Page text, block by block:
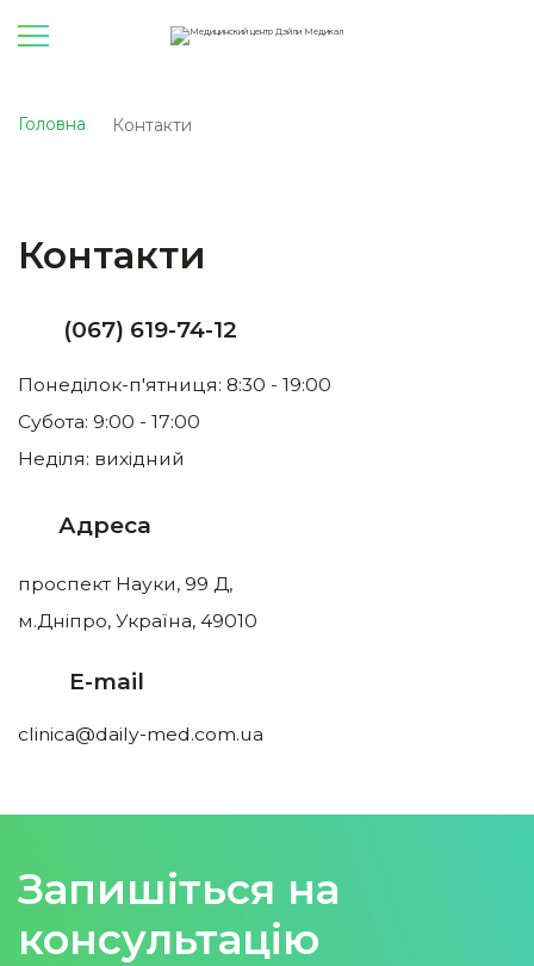
Головна Контакти
Контакти
(067) 619-74-12
Понеділок-п'ятниця: 8:30 - 19:00
Субота: 9:00 - 17:00
Неділя: вихідний
Адреса
проспект Науки, 99 Д,
м.Дніпро, Україна, 49010
E-mail
clinica@daily-med.com.ua
Запишіться на
консультацію